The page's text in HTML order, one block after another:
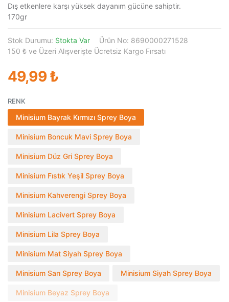
Dış etkenlere karşı yüksek dayanım gücüne sahiptir.
170gr
Stok Durumu: Stokta Var
Ürün No: 8690000271528
150 ₺ ve Üzeri Alışverişte Ücretsiz Kargo Fırsatı
49,99 ₺
RENK
Minisium Bayrak Kırmızı Sprey Boya
Minisium Boncuk Mavi Sprey Boya
Minisium Düz Gri Sprey Boya
Minisium Fıstık Yeşil Sprey Boya
Minisium Kahverengi Sprey Boya
Minisium Lacivert Sprey Boya
Minisium Lila Sprey Boya
Minisium Mat Siyah Sprey Boya
Minisium Sarı Sprey Boya Minisium Siyah Sprey Boya
Minisium Beyaz Sprey Boya